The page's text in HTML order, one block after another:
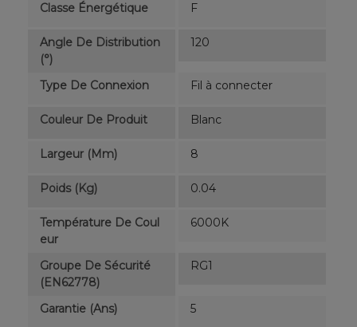
Classe Énergétique F
Angle De Distribution
(°)
120
Type De Connexion Fil à connecter
Couleur De Produit Blanc
Largeur (mm) 8
Poids (kg) 0.04
Température De Coul
Eur
6000K
Groupe De Sécurité
(EN62778)
RG1
Garantie (ans) 5